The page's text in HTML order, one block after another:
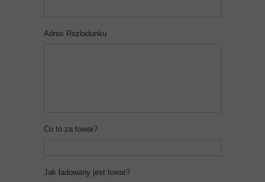
Adres Rozładunku
Co to za towar?
Jak ładowany jest towar?